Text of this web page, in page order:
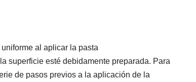
al aplicar la pasta
superficie esté debidamente preparada. Para
de pasos previos a la aplicación de la